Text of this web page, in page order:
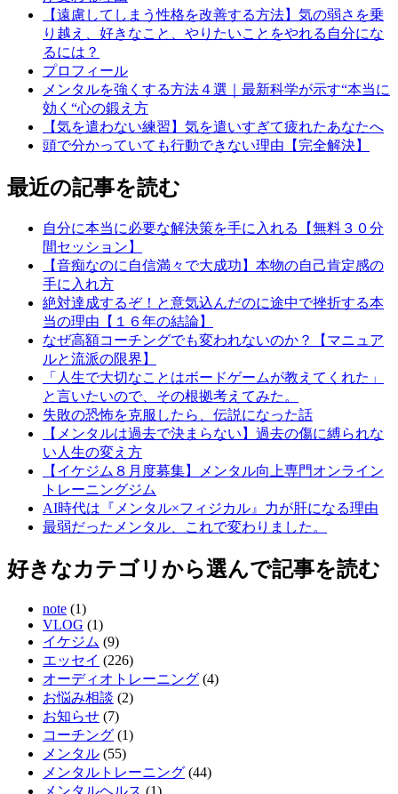
【遠慮してしまう性格を改善する方法】気の弱さを乗
り越え、好きなこと、やりたいことをやれる自分にな
るには？
プロフィール
メンタルを強くする方法４選｜最新科学が示す“本当に
効く“心の鍛え方
【気を遣わない練習】気を遣いすぎて疲れたあなたへ
頭で分かっていても行動できない理由【完全解決】
最近の記事を読む
自分に本当に必要な解決策を手に入れる【無料３０分
間セッション】
【音痴なのに自信満々で大成功】本物の自己肯定感の
手に入れ方
絶対達成するぞ！と意気込んだのに途中で挫折する本
当の理由【１６年の結論】
なぜ高額コーチングでも変われないのか？【マニュア
ルと流派の限界】
「人生で大切なことはボードゲームが教えてくれた」
と言いたいので、その根拠考えてみた。
失敗の恐怖を克服したら、伝説になった話
【メンタルは過去で決まらない】過去の傷に縛られな
い人生の変え方
【イケジム８月度募集】メンタル向上専門オンライン
トレーニングジム
AI時代は『メンタル×フィジカル』力が肝になる理由
最弱だったメンタル、これで変わりました。
好きなカテゴリから選んで記事を読む
note (1)
VLOG (1)
イケジム (9)
エッセイ (226)
オーディオトレーニング (4)
お悩み相談 (2)
お知らせ (7)
コーチング (1)
メンタル (55)
メンタルトレーニング (44)
メンタルヘルス (1)